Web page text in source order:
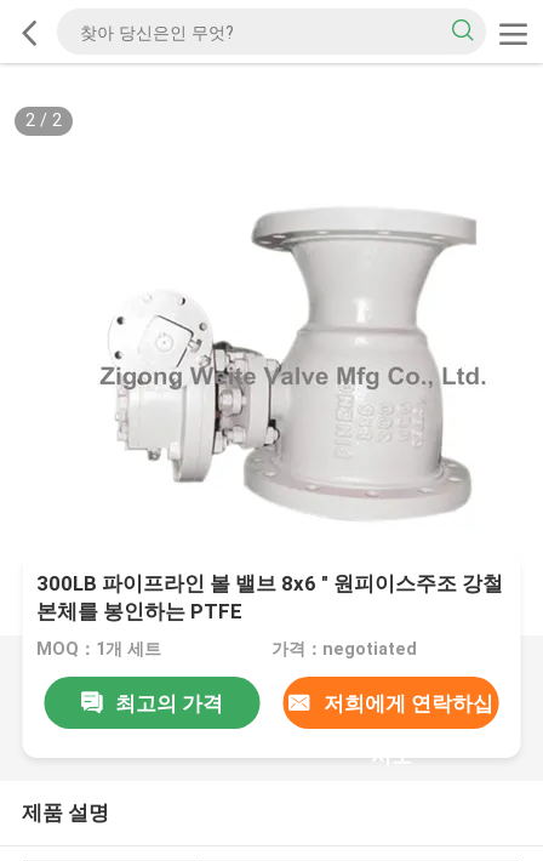
2/ 2
300LB 파이프라인 볼 밸브 8x6 " 원피이스주조 강철
본체를 봉인하는 PTFE
MOQ：1개 세트 가격：negotiated
최고의 가격 저희에게 연락하십
시오
제품 설명